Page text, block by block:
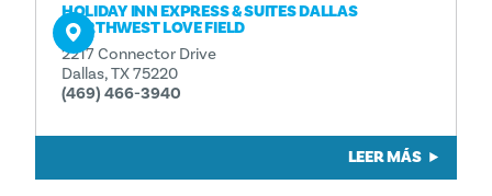
HOLIDAY INN EXPRESS & SUITES DALLAS
NORTHWEST LOVE FIELD
2217 Connector Drive
Dallas, TX 75220
(469) 466-3940
LEER MÁS